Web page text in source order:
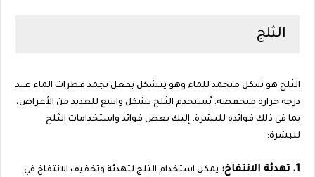
الثلج
الثلج هو شكل متجمد للماء وهو يتشكل بفعل تجمد قطرات الماء عند
درجة حرارة منخفضة. يُستخدم الثلج بشكل واسع للعديد من الأغراض،
بما في ذلك فوائده للبشرة. إليك بعض فوائد واستخدامات الثلج
للبشرة:
1. تهدئة الانتفاخ:
يمكن استخدام الثلج لتهدئة وتخفيف الانتفاخ في